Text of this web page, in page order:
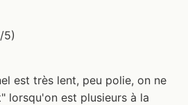
5)
est très lent, peu polie, on ne
lorsqu'on est plusieurs à la